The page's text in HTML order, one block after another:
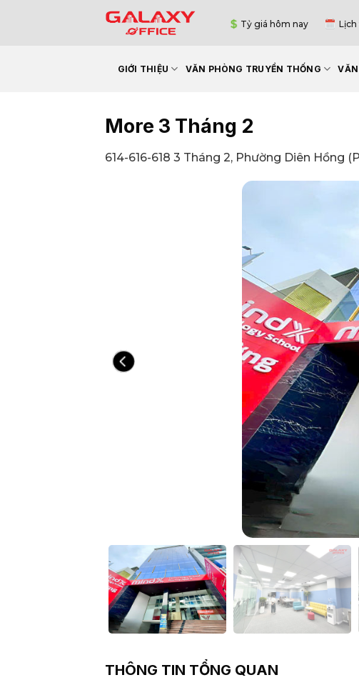
Tỷ giá hôm nay Lịch
GIỚI THIỆU VĂN PHÒNG TRUYỀN THỐNG
More 3 Tháng 2
614-616-618 3 Tháng 2, Phường Diên Hồng
THÔNG TIN TỔNG QUAN